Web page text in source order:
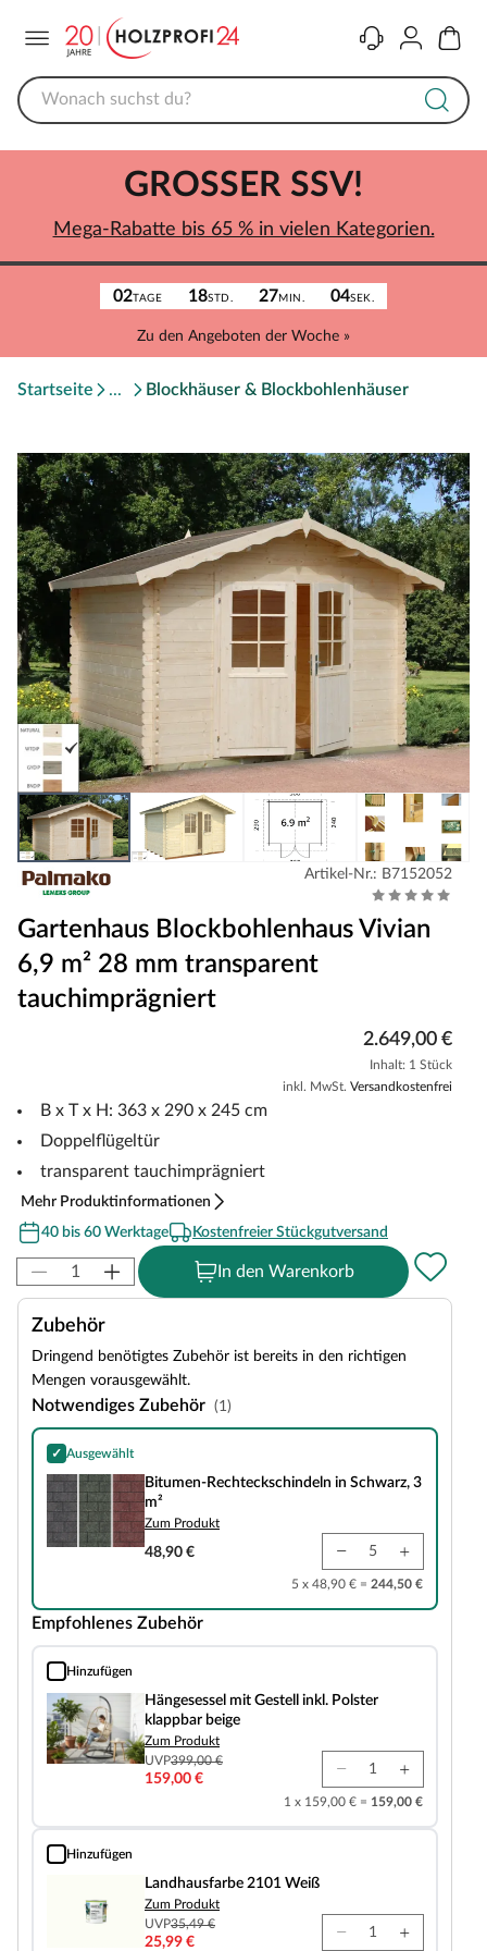
KontaktKonto
02TAGE 18STD. 27MIN. 04SEK.
Zu den Angeboten der Woche »
GROSSER SSV!
Mega-Rabatte bis 65 % in vielen Kategorien.
Startseite Blockhäuser & Blockbohlenhäuser
Artikel-Nr.: B7152052
Gartenhaus Blockbohlenhaus Vivian
6,9 m² 28 mm transparent
tauchimprägniert
2.649,00 €
Inhalt: 1 Stück
inkl. MwSt. Versandkostenfrei
B x T x H: 363 x 290 x 245 cm
Doppelflügeltür
transparent tauchimprägniert
Mehr Produktinformationen
40 bis 60 Werktage
Kostenfreier Stückgutversand
In den Warenkorb
Zubehör
Dringend benötigtes Zubehör ist bereits in den richtigen
Mengen vorausgewählt.
Notwendiges Zubehör (1)
✓ Ausgewählt
Bitumen-Rechteckschindeln in Schwarz, 3 m²
Bitumen-Rechteckschindeln in Schwarz, 3
m²
Zum Produkt
48,90 €
5 x 48,90 € = 244,50 €
Empfohlenes Zubehör
Hinzufügen
Hängesessel mit Gestell inkl. Polster klappbar beige
Hängesessel mit Gestell inkl. Polster
klappbar beige
Zum Produkt
UVP399,00 €
159,00 €
1 x 159,00 € = 159,00 €
Hinzufügen
Landhausfarbe 2101 Weiß
Landhausfarbe 2101 Weiß
Zum Produkt
UVP35,49 €
25,99 €